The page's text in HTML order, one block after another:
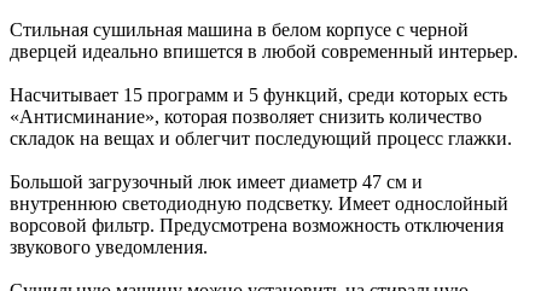
Стильная сушильная машина в белом корпусе с черной
дверцей идеально впишется в любой современный интерьер.
Насчитывает 15 программ и 5 функций, среди которых есть
«Антисминание», которая позволяет снизить количество
складок на вещах и облегчит последующий процесс глажки.
Большой загрузочный люк имеет диаметр 47 см и
внутреннюю светодиодную подсветку. Имеет однослойный
ворсовой фильтр. Предусмотрена возможность отключения
звукового уведомления.